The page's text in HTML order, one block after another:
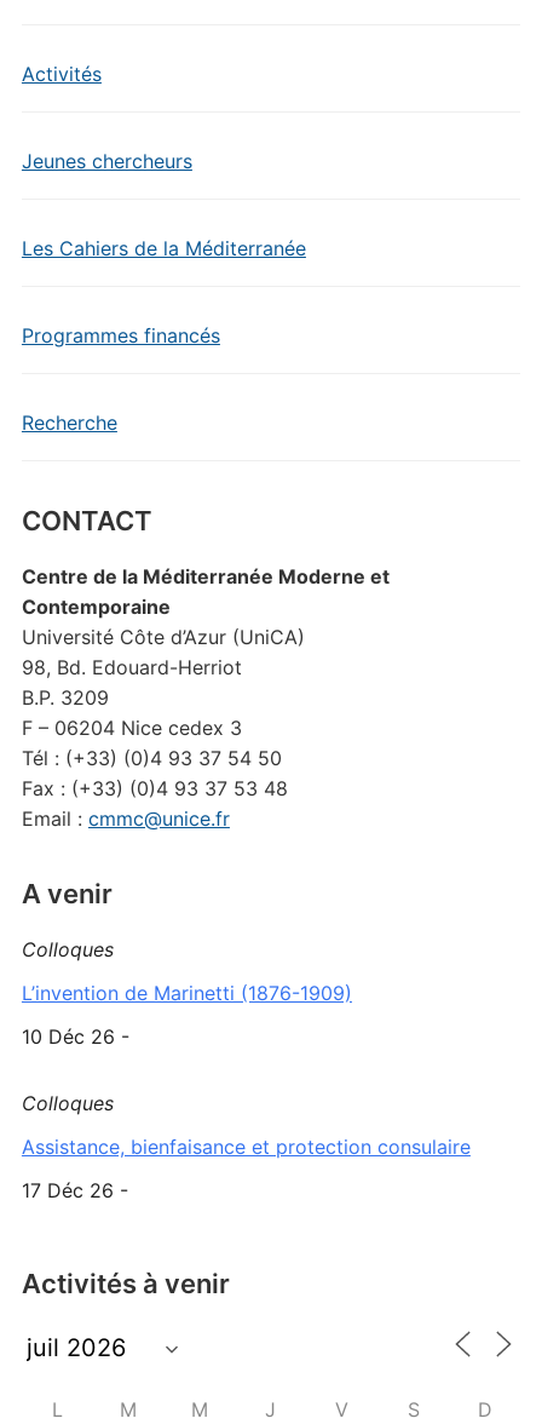
Activités
Jeunes chercheurs
Les Cahiers de la Méditerranée
Programmes financés
Recherche
CONTACT
Centre de la Méditerranée Moderne et
Contemporaine
Université Côte d’Azur (UniCA)
98, Bd. Edouard-Herriot
B.P. 3209
F – 06204 Nice cedex 3
Tél : (+33) (0)4 93 37 54 50
Fax : (+33) (0)4 93 37 53 48
Email : cmmc@unice.fr
A venir
Colloques
L’invention de Marinetti (1876-1909)
10 Déc 26 -
Colloques
Assistance, bienfaisance et protection consulaire
17 Déc 26 -
Activités à venir
L M M J V S D